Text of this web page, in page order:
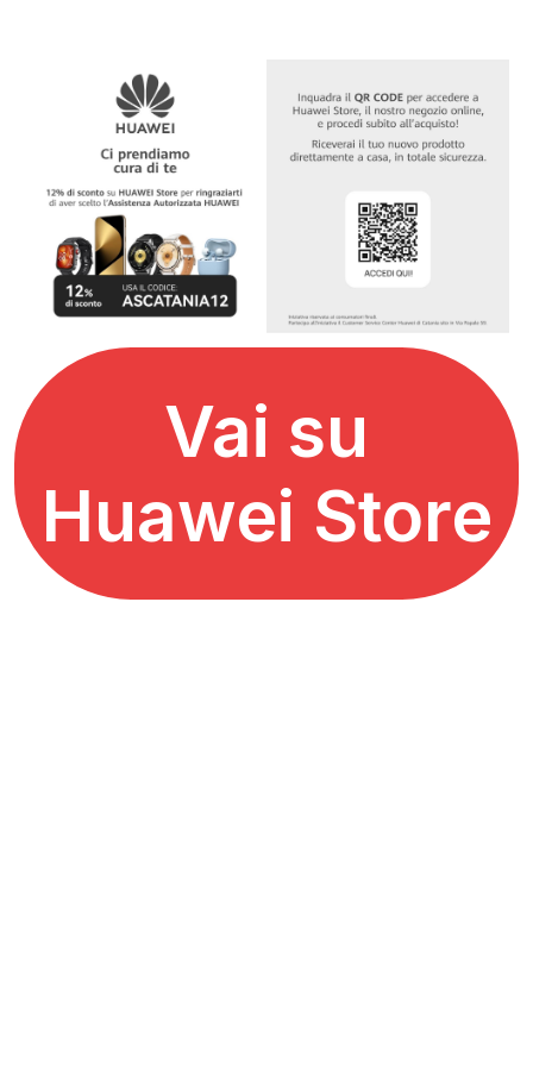
Vai su
Huawei Store